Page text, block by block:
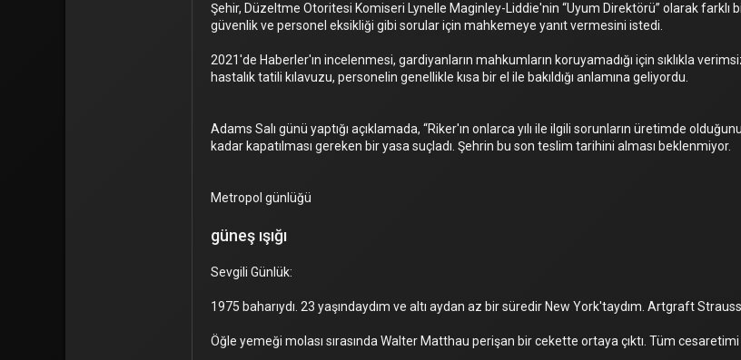
Şehir, Düzeltme Otoritesi Komiseri Lynelle Maginley-Liddie'nin “Uyum Direktörü” olarak farklı
güvenlik ve personel eksikliği gibi sorular için mahkemeye yanıt vermesini istedi.
2021'de Haberler'ın incelenmesi, gardiyanların mahkumların koruyamadığı için sıklıkla
hastalık tatili kılavuzu, personelin genellikle kısa bir el ile bakıldığı anlamına geliyordu.
Adams Salı günü yaptığı açıklamada, “Riker'ın onlarca yılı ile ilgili sorunların üretimde
kadar kapatılması gereken bir yasa suçladı. Şehrin bu son teslim tarihini alması beklenmiyor.
Metropol günlüğü
güneş ışığı
Sevgili Günlük:
1975 baharıydı. 23 yaşındaydım ve altı aydan az bir süredir New York'taydım. Artgraft
Öğle yemeği molası sırasında Walter Matthau perişan bir cekette ortaya çıktı. Tüm